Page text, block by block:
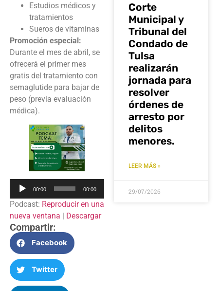
Estudios médicos y
tratamientos
Sueros de vitaminas
Promoción especial:
Durante el mes de abril, se
ofrecerá el primer mes
gratis del tratamiento con
semaglutide para bajar de
peso (previa evaluación
médica).
Reproductor
audio
00:00 00:00
Podcast: Reproducir en una
nueva ventana | Descargar
Compartir:
Facebook
Twitter
Corte
Municipal y
Tribunal del
Condado de
Tulsa
realizarán
jornada para
resolver
órdenes de
arresto por
delitos
menores.
LEER MÁS »
29/07/2026